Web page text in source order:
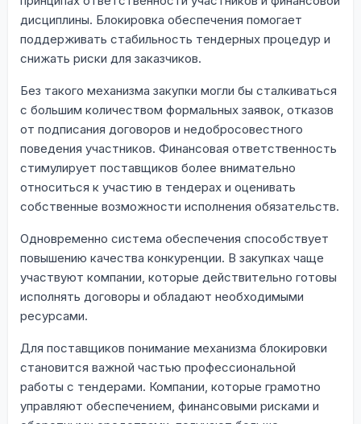
дисциплины. Блокировка обеспечения помогает
поддерживать стабильность тендерных процедур и
снижать риски для заказчиков.
Без такого механизма закупки могли бы сталкиваться
с большим количеством формальных заявок, отказов
от подписания договоров и недобросовестного
поведения участников. Финансовая ответственность
стимулирует поставщиков более внимательно
относиться к участию в тендерах и оценивать
собственные возможности исполнения обязательств.
Одновременно система обеспечения способствует
повышению качества конкуренции. В закупках чаще
участвуют компании, которые действительно готовы
исполнять договоры и обладают необходимыми
ресурсами.
Для поставщиков понимание механизма блокировки
становится важной частью профессиональной
работы с тендерами. Компании, которые грамотно
управляют обеспечением, финансовыми рисками и